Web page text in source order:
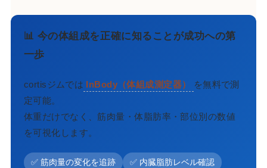
📊 今の体組成を正確に知ることが成功への第
一歩
cortisジムでは InBody（体組成測定器）
を無料で測
定可能。
体重だけでなく、筋肉量・体脂肪率・部位別の数値
を可視化します。
✅ 筋肉量の変化を追跡 ✅ 内臓脂肪レベル確認